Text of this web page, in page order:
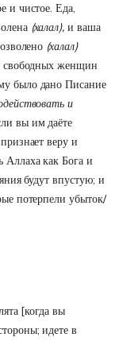
и чистое. Еда,
(халал), и ваша
(халал)
свободных женщин
было дано Писание
и
вы им даёте
веру и
Аллаха как Бога и
будут впустую; и
потерпели убыток/
[когда вы
идете в